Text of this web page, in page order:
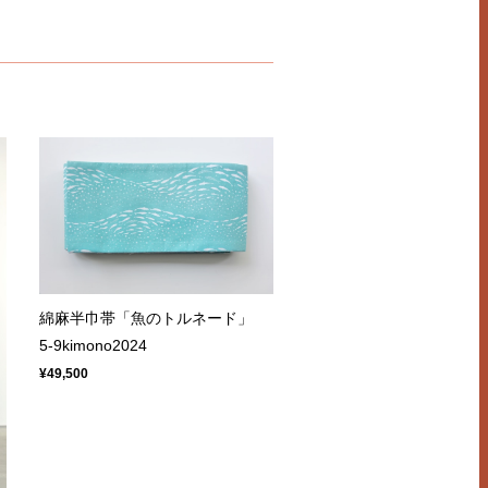
綿麻半巾帯「魚のトルネード」
5-9kimono2024
¥49,500